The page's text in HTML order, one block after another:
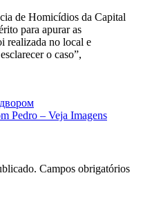
de Homicídios da Capital
para apurar as
realizada no local e
o caso”,
Pedro – Veja Imagens
Campos obrigatórios